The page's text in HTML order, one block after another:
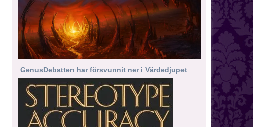
GenusDebatten har försvunnit ner i Värdedjupet